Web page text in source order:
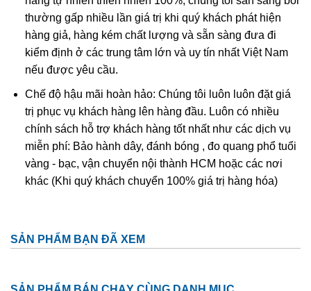
thường gấp nhiều lần giá trị khi quý khách phát hiện
hàng giả, hàng kém chất lượng và sẵn sàng đưa đi
kiểm định ở các trung tâm lớn và uy tín nhất Việt Nam
nếu được yêu cầu.
Chế độ hậu mãi hoàn hảo: Chúng tôi luôn luôn đặt giá
trị phục vụ khách hàng lên hàng đầu. Luôn có nhiều
chính sách hỗ trợ khách hàng tốt nhất như các dịch vụ
miễn phí: Bảo hành dây, đánh bóng , đo quang phổ tuổi
vàng - bạc, vận chuyển nội thành HCM hoặc các nơi
khác (Khi quý khách chuyển 100% giá trị hàng hóa)
SẢN PHẨM BẠN ĐÃ XEM